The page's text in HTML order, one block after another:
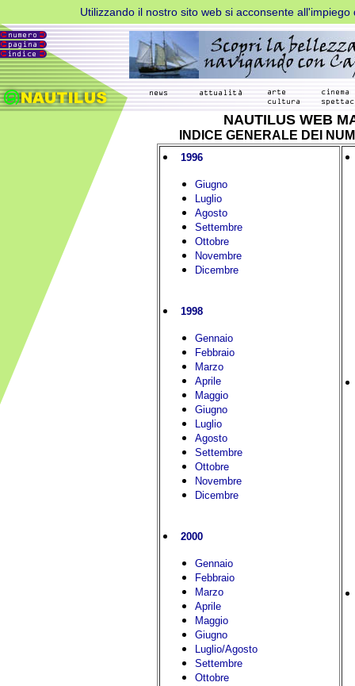
Utilizzando il nostro sito web si acconsente
Metti
NAUTILUS WEB
INDICE GENERALE DEI
1996
Giugno
Luglio
Agosto
Settembre
Ottobre
Novembre
Dicembre
1998
Gennaio
Febbraio
Marzo
Aprile
Maggio
Giugno
Luglio
Agosto
Settembre
Ottobre
Novembre
Dicembre
2000
Gennaio
Febbraio
Marzo
Aprile
Maggio
Giugno
Luglio/Agosto
Settembre
Ottobre